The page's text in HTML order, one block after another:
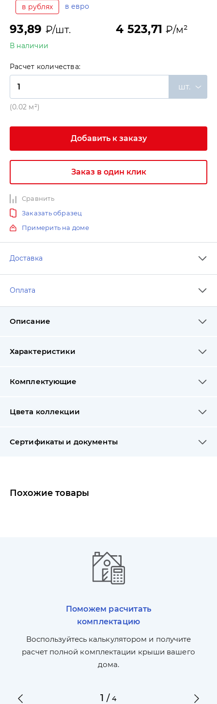
в рублях в евро
93,89 ₽/шт. 4 523,71₽/м²
В наличии
Расчет количества:
шт.
(0.02 м²)
Добавить к заказу
Заказ в один клик
Сравнить
Заказать образец
Примерить на доме
Доставка
Оплата
Описание
Характеристики
Комплектующие
Цвета коллекции
Сертификаты и документы
Похожие товары
Поможем расчитать
комплектацию
Воспользуйтесь калькулятором и получите
расчет полной комплектации крыши вашего
дома.
1 /4